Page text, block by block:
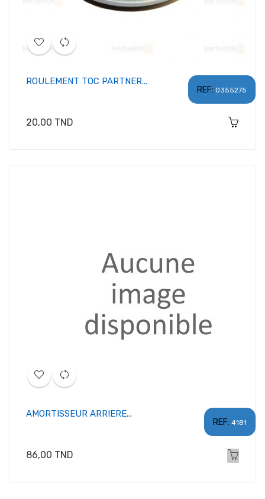
REF: 0355275
ROULEMENT TOC PARTNER...
Prix
20,00 TND
REF: 4181
AMORTISSEUR ARRIERE...
Prix
86,00 TND